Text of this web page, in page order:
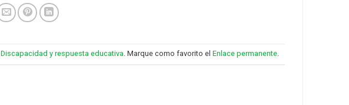
Discapacidad y respuesta educativa. Marque como favorito el Enlace permanente.